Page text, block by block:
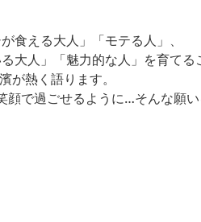
食える大人」「モテる人」、
大人」「魅力的な人」を育てる
が熱く語ります。
で過ごせるように…そんな願い